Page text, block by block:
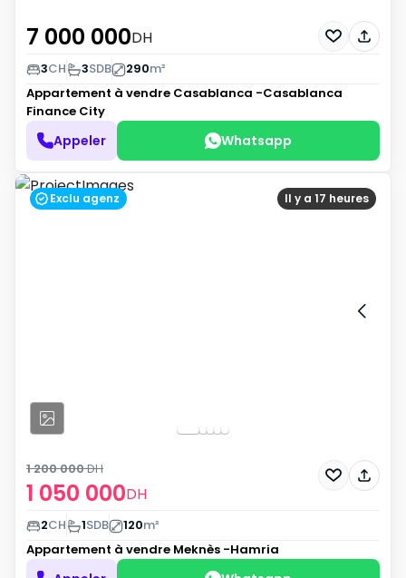
7 000 000DH
3CH 3SDB 290m²
Appartement à vendre Casablanca -Casablanca
Finance City
Appeler Whatsapp
Il y a 17 heures
Exclu agenz
1 050 000DH
1 200 000DH
2CH 1SDB 120m²
Appartement à vendre Meknès -Hamria